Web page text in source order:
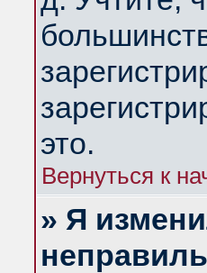
это.
Вернуться к
» Я